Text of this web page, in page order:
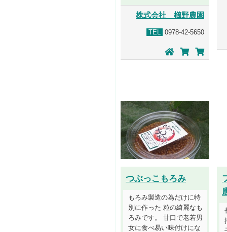
株式会社 櫛野農園
TEL 0978-42-5650
つぶっこもろみ
もろみ製造の為だけに特
別に作った 粒の綺麗なも
ろみです。 甘口で老若男
女に食べ易い味付けにな